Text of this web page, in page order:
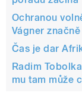
Ochranou
Vágner
Čas je dar
Radim
mu tam může